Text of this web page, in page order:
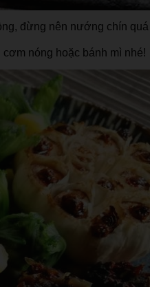
đừng nên nướng chín
nóng hoặc bánh mì nhé!